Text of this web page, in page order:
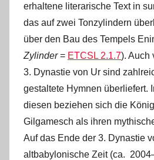
erhaltene literarische Text in
das auf zwei Tonzylindern
über den Bau des Tempels
Zylinder= ETCSL 2.1.7). Auch
3. Dynastie von Ur sind
gestaltete Hymnen überliefert.
diesen beziehen sich die
Gilgamesch als ihren
Auf das Ende der 3. Dynastie
altbabylonische Zeit (ca.